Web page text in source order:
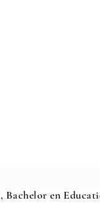
Bachelor en